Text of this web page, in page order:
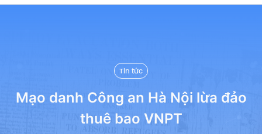
Tin tức
Mạo danh Công an Hà Nội lừa đảo
thuê bao VNPT